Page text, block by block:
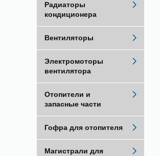
Радиаторы
кондиционера
Вентиляторы
Электромоторы
вентилятора
Отопители и
запасные части
Гофра для отопителя
Магистрали для